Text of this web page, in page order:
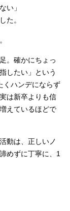
い」
た。
。確かにちょっ
したい」という
くハンデにならず
は新卒よりも信
えているほどで
動は、正しいノ
めずに丁寧に、1